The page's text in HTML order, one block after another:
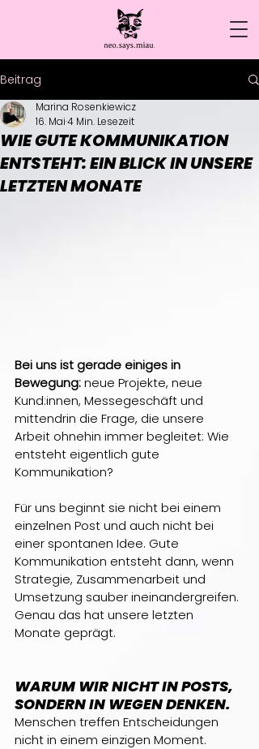
Beitrag
WIE GUTE KOMMUNIKATION
ENTSTEHT: EIN BLICK IN UNSERE
LETZTEN MONATE
Marina Rosenkiewicz
16. Mai4 Min. Lesezeit
Bei uns ist gerade einiges in
Bewegung: neue Projekte, neue
Kund:innen, Messegeschäft und
mittendrin die Frage, die unsere
Arbeit ohnehin immer begleitet: Wie
entsteht eigentlich gute
Kommunikation?
Für uns beginnt sie nicht bei einem
einzelnen Post und auch nicht bei
einer spontanen Idee. Gute
Kommunikation entsteht dann, wenn
Strategie, Zusammenarbeit und
Umsetzung sauber ineinandergreifen.
Genau das hat unsere letzten
Monate geprägt.
WARUM WIR NICHT IN POSTS,
SONDERN IN WEGEN DENKEN.
Menschen treffen Entscheidungen
nicht in einem einzigen Moment.